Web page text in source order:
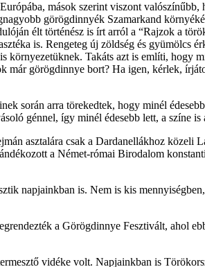
mások szerint viszont
görögdinnyék Szamarkand
élt történész is írt arról a “Rajzok a
is. Rengeteg új zöldség és gyümölcs
Takáts azt is említi, hogy
már görögdinnye bort? Ha igen, kérlek,
során arra törekedtek, hogy minél
génnel, így minél édesebb lett, a színe
asztalára csak a Dardanellákhoz közeli
a Német-római Birodalom
napjainkban is. Nem is kis
a Görögdinnye Fesztivált, ahol
vidéke volt. Napjainkban is